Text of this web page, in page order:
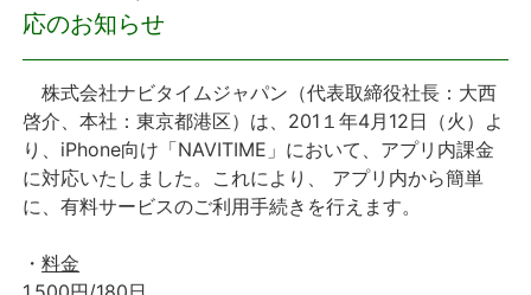
プレスリリース
プレスリリース
おしらせ
サービス
応のお知らせ
株式会社ナビタイムジャパン（代表取締役社長：大西
啓介、本社：東京都港区）は、201１年4月12日（火）よ
り、iPhone向け「NAVITIME」において、アプリ内課金
に対応いたしました。これにより、 アプリ内から簡単
に、有料サービスのご利用手続きを行えます。
・料金